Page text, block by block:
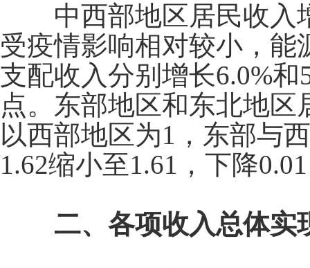
中西部地区居民收入
受疫情影响相对较小，
支配收入分别增长6.0%和
点。东部地区和东北地
以西部地区为1 ，东部与
1.62缩小至1.61 ，下降0.01
二、各项收入总体实